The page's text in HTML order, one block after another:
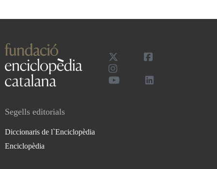
Segells editorials
Diccionaris de l`Enciclopèdia
Enciclopèdia